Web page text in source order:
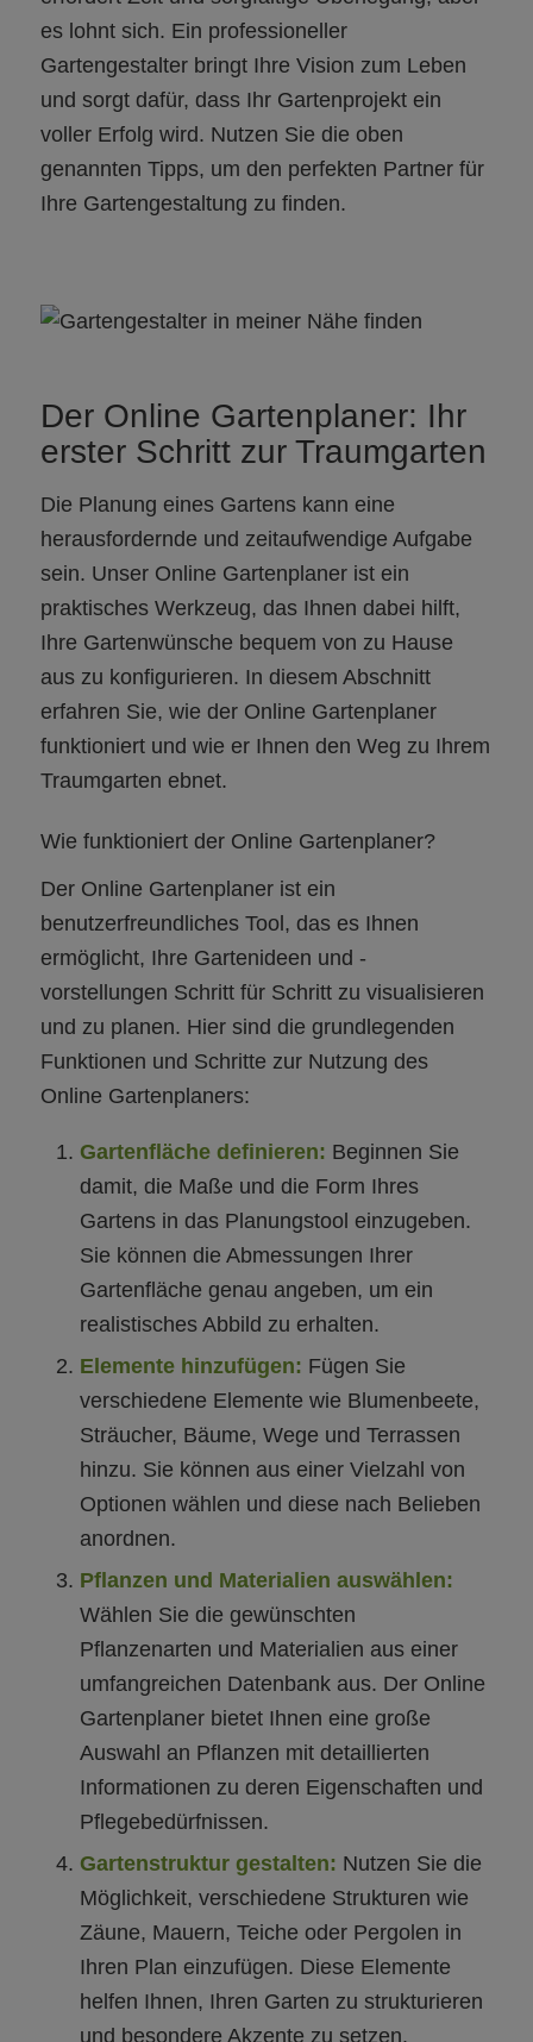
es lohnt sich. Ein professioneller
Gartengestalter bringt Ihre Vision zum Leben
und sorgt dafür, dass Ihr Gartenprojekt ein
voller Erfolg wird. Nutzen Sie die oben
genannten Tipps, um den perfekten Partner für
Ihre Gartengestaltung zu finden.
Der Online Gartenplaner: Ihr
erster Schritt zur Traumgarten
Die Planung eines Gartens kann eine
herausfordernde und zeitaufwendige Aufgabe
sein. Unser Online Gartenplaner ist ein
praktisches Werkzeug, das Ihnen dabei hilft,
Ihre Gartenwünsche bequem von zu Hause
aus zu konfigurieren. In diesem Abschnitt
erfahren Sie, wie der Online Gartenplaner
funktioniert und wie er Ihnen den Weg zu Ihrem
Traumgarten ebnet.
Wie funktioniert der Online Gartenplaner?
Der Online Gartenplaner ist ein
benutzerfreundliches Tool, das es Ihnen
ermöglicht, Ihre Gartenideen und -
vorstellungen Schritt für Schritt zu visualisieren
und zu planen. Hier sind die grundlegenden
Funktionen und Schritte zur Nutzung des
Online Gartenplaners:
Gartenfläche definieren: Beginnen Sie
damit, die Maße und die Form Ihres
Gartens in das Planungstool einzugeben.
Sie können die Abmessungen Ihrer
Gartenfläche genau angeben, um ein
realistisches Abbild zu erhalten.
Elemente hinzufügen: Fügen Sie
verschiedene Elemente wie Blumenbeete,
Sträucher, Bäume, Wege und Terrassen
hinzu. Sie können aus einer Vielzahl von
Optionen wählen und diese nach Belieben
anordnen.
Pflanzen und Materialien auswählen:
Wählen Sie die gewünschten
Pflanzenarten und Materialien aus einer
umfangreichen Datenbank aus. Der Online
Gartenplaner bietet Ihnen eine große
Auswahl an Pflanzen mit detaillierten
Informationen zu deren Eigenschaften und
Pflegebedürfnissen.
Gartenstruktur gestalten: Nutzen Sie die
Möglichkeit, verschiedene Strukturen wie
Zäune, Mauern, Teiche oder Pergolen in
Ihren Plan einzufügen. Diese Elemente
helfen Ihnen, Ihren Garten zu strukturieren
und besondere Akzente zu setzen.